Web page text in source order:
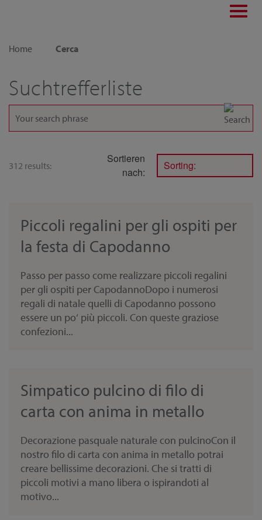
Home
Cerca
Suchtrefferliste
312 results:
Sortieren
nach:
Sorting:
Piccoli regalini per gli ospiti per
la festa di Capodanno
Passo per passo come realizzare piccoli regalini
per gli ospiti per CapodannoDopo i numerosi
regali di natale quelli di Capodanno possono
essere un po‘ più piccoli. Con queste graziose
confezioni...
Simpatico pulcino di filo di
carta con anima in metallo
Decorazione pasquale naturale con pulcinoCon il
nostro filo di carta con anima in metallo potrai
creare bellissime decorazioni. Che si tratti di
piccoli motivi a mano libera o ispirandoti al
motivo...